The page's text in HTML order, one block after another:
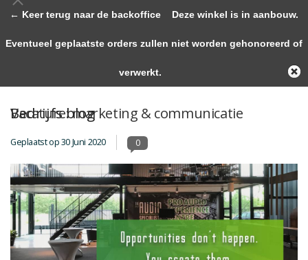
Bedrijfs blog
Vacature: marketing & communicatie
Geplaatst op30 Juni 2020 0
← Keer terug naar de backoffice Deze winkel is in aanbouw.
Eventueel geplaatste orders zullen niet worden gehonoreerd of
verwerkt.